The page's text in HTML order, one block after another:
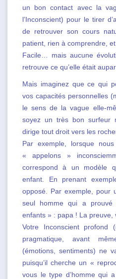
un bon contact avec la
l’Inconscient) pour le tirer
de retrouver son cours
patient, rien à comprendre,
Facile… mais aucune
retrouve ce qu’elle était
Mais imaginez que ce qui
vos capacités personnelles
le sens de la vague elle-
soyez un très bon surfeur
dirige tout droit vers les
Par exemple, lorsque
« appelons »
correspond à un modèle
enfant. En prenant
opposé. Par exemple, pour
seul homme qui a prouvé
enfants » : papa ! La preuve,
Votre Inconscient profond
pragmatique, avant
(émotions, sentiments) ne
puisqu’il cherche un «
vous le type d’homme qui